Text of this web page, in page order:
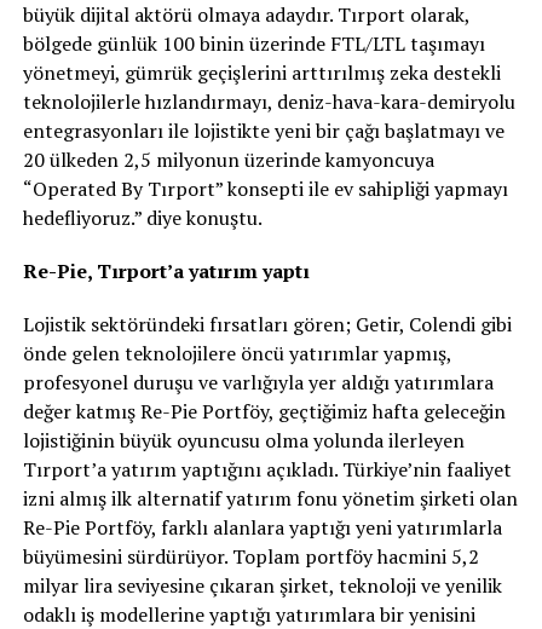
büyük dijital aktörü olmaya adaydır. Tırport olarak,
bölgede günlük 100 binin üzerinde FTL/LTL taşımayı
yönetmeyi, gümrük geçişlerini arttırılmış zeka destekli
teknolojilerle hızlandırmayı, deniz-hava-kara-demiryolu
entegrasyonları ile lojistikte yeni bir çağı başlatmayı ve
20 ülkeden 2,5 milyonun üzerinde kamyoncuya
“Operated By Tırport” konsepti ile ev sahipliği yapmayı
hedefliyoruz.” diye konuştu.
Re-Pie, Tırport’a yatırım yaptı
Lojistik sektöründeki fırsatları gören; Getir, Colendi gibi
önde gelen teknolojilere öncü yatırımlar yapmış,
profesyonel duruşu ve varlığıyla yer aldığı yatırımlara
değer katmış Re-Pie Portföy, geçtiğimiz hafta geleceğin
lojistiğinin büyük oyuncusu olma yolunda ilerleyen
Tırport’a yatırım yaptığını açıkladı. Türkiye’nin faaliyet
izni almış ilk alternatif yatırım fonu yönetim şirketi olan
Re-Pie Portföy, farklı alanlara yaptığı yeni yatırımlarla
büyümesini sürdürüyor. Toplam portföy hacmini 5,2
milyar lira seviyesine çıkaran şirket, teknoloji ve yenilik
odaklı iş modellerine yaptığı yatırımlara bir yenisini